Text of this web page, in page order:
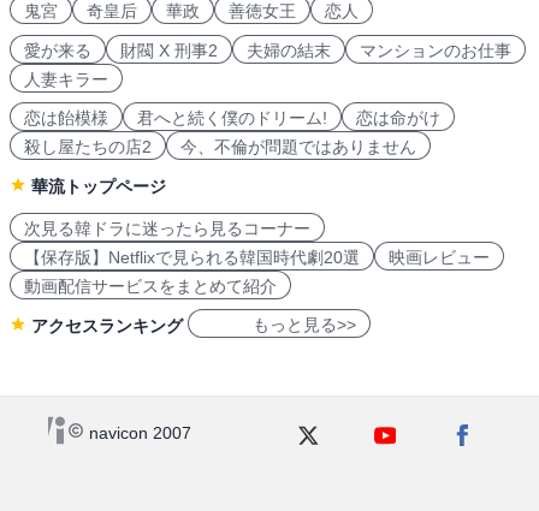
鬼宮
奇皇后 華政 善徳女王 恋人
愛が来る 財閥 X 刑事2 夫婦の結末
マンションのお仕事
人妻キラー
恋は飴模様
君へと続く僕のドリーム!
恋は命がけ
殺し屋たちの店2
今、不倫が問題ではありません
華流トップページ
次見る韓ドラに迷ったら見るコーナー
【保存版】Netflixで見られる韓国時代劇20選
映画レビュー
動画配信サービスをまとめて紹介
アクセスランキング もっと見る>>
navicon 2007